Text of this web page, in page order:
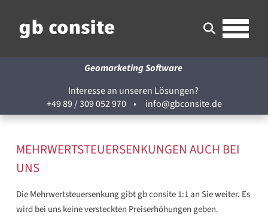
Geomarketing Software
Interesse an unseren Lösungen?
+49 89 / 309 052 970• info@gbconsite.de
MEHRWERTSTEUERSENKUNGEN AUCH BEI
UNS
Die Mehrwertsteuersenkung gibt gb consite 1:1 an Sie weiter. Es
wird bei uns keine versteckten Preiserhöhungen geben.